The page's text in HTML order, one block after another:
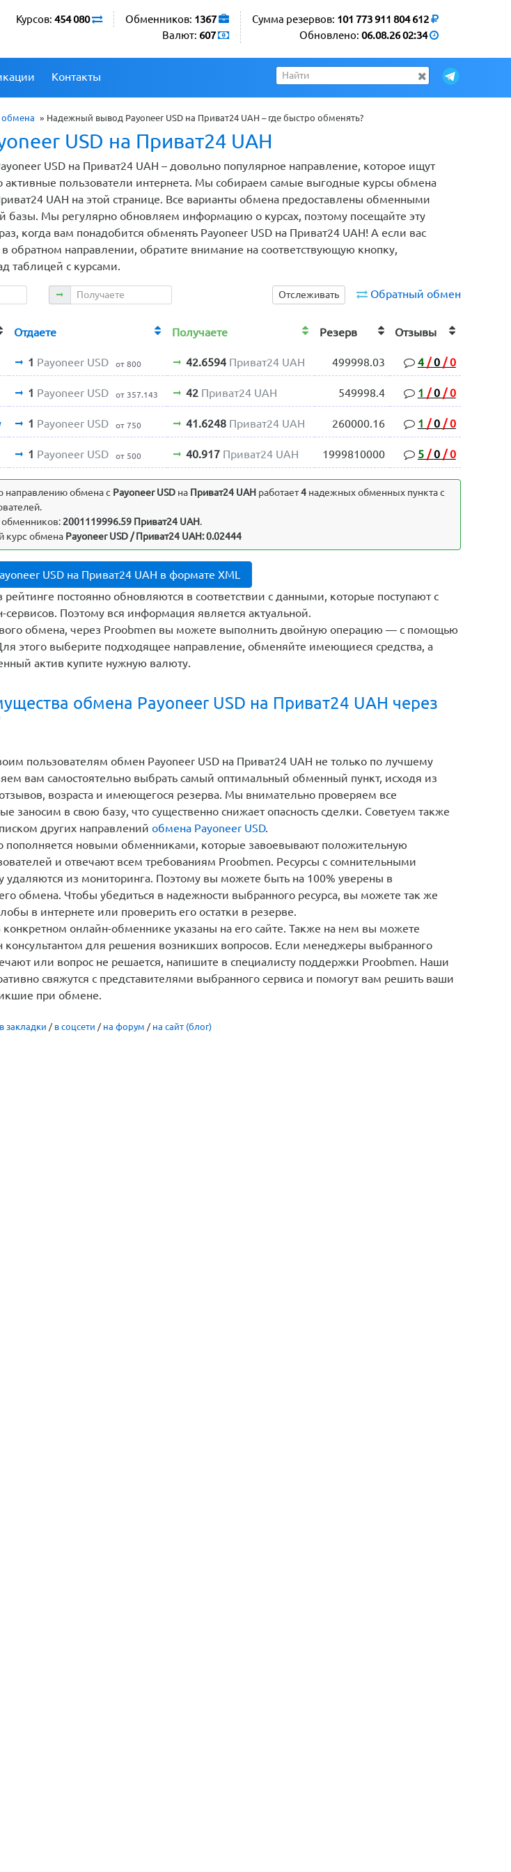
Сумма резервов: 101 773 911 804 612
Обновлено: 06.08.26 02:34
Обменников: 1367
Валют: 607
Курсов: 454 080
Контакты
обмена » Надежный вывод Payoneer USD на Приват24 UAH – где быстро обменять?
USD на Приват24 UAH
USD на Приват24 UAH – довольно популярное направление, которое ищут
активные пользователи интернета. Мы собираем самые выгодные курсы обмена
UAH на этой странице. Все варианты обмена предоставлены обменными
базы. Мы регулярно обновляем информацию о курсах, поэтому посещайте эту
когда вам понадобится обменять Payoneer USD на Приват24 UAH! А если вас
обратном направлении, обратите внимание на соответствующую кнопку,
таблицей с курсами.
Обратный обмен
Отслеживать
Получаете
Отдаете Получаете Резерв Отзывы
1 Payoneer USD от 800 42.6594 Приват24 UAH 499998.03 4 / 0 / 0
1 Payoneer USD от 357.143 42 Приват24 UAH 549998.4 1 / 0 / 0
1 Payoneer USD от 750 41.6248 Приват24 UAH 260000.16 1 / 0 / 0
1 Payoneer USD от 500 40.917 Приват24 UAH 1999810000 5 / 0 / 0
направлению обмена c Payoneer USD на Приват24 UAH работает4 надежных обменных пункта с
2001119996.59 Приват24 UAH.
курс обмена Payoneer USD / Приват24 UAH: 0.02444
USD на Приват24 UAH в формате XML
рейтинге постоянно обновляются в соответствии с данными, которые поступают с
Поэтому вся информация является актуальной.
обмена, через Proobmen вы можете выполнить двойную операцию — с помощью
этого выберите подходящее направление, обменяйте имеющиеся средства, а
актив купите нужную валюту.
обмена Payoneer USD на Приват24 UAH через
пользователям обмен Payoneer USD на Приват24 UAH не только по лучшему
вам самостоятельно выбрать самый оптимальный обменный пункт, исходя из
возраста и имеющегося резерва. Мы внимательно проверяем все
заносим в свою базу, что существенно снижает опасность сделки. Советуем также
других направлений обмена Payoneer USD.
пополняется новыми обменниками, которые завоевывают положительную
и отвечают всем требованиям Proobmen. Ресурсы с сомнительными
удаляются из мониторинга. Поэтому вы можете быть на 100% уверены в
обмена. Чтобы убедиться в надежности выбранного ресурса, вы можете так же
в интернете или проверить его остатки в резерве.
онлайн-обменнике указаны на его сайте. Также на нем вы можете
консультантом для решения возникших вопросов. Если менеджеры выбранного
или вопрос не решается, напишите в специалисту поддержки Proobmen. Наши
свяжутся с представителями выбранного сервиса и помогут вам решить ваши
при обмене.
в закладки / в соцсети / на форум / на сайт (блог)